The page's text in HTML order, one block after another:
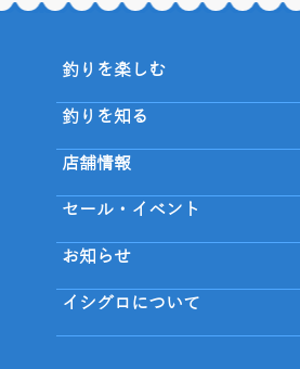
釣りを楽しむ
釣りを知る
店舗情報
セール・イベント
お知らせ
イシグロについて